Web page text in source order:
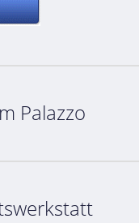
Palazzo